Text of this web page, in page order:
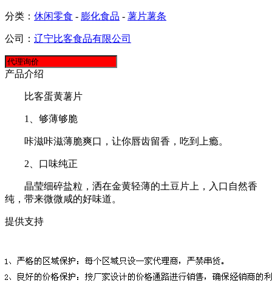
分类： 休闲零食 - 膨化食品 - 薯片薯条
公司： 辽宁比客食品有限公司
产品介绍
比客蛋黄薯片
1、够薄够脆
咔滋咔滋薄脆爽口，让你唇齿留香，吃到上瘾。
2、口味纯正
晶莹细碎盐粒，洒在金黄轻薄的土豆片上，入口自然香
纯，带来微微咸的好味道。
提供支持